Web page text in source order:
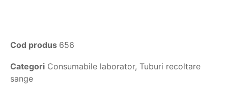
Cod produs 656
Categori Consumabile laborator, Tuburi recoltare
sange